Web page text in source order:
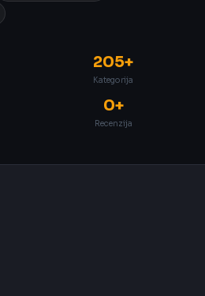
205+
Kategorija
0+
Recenzija